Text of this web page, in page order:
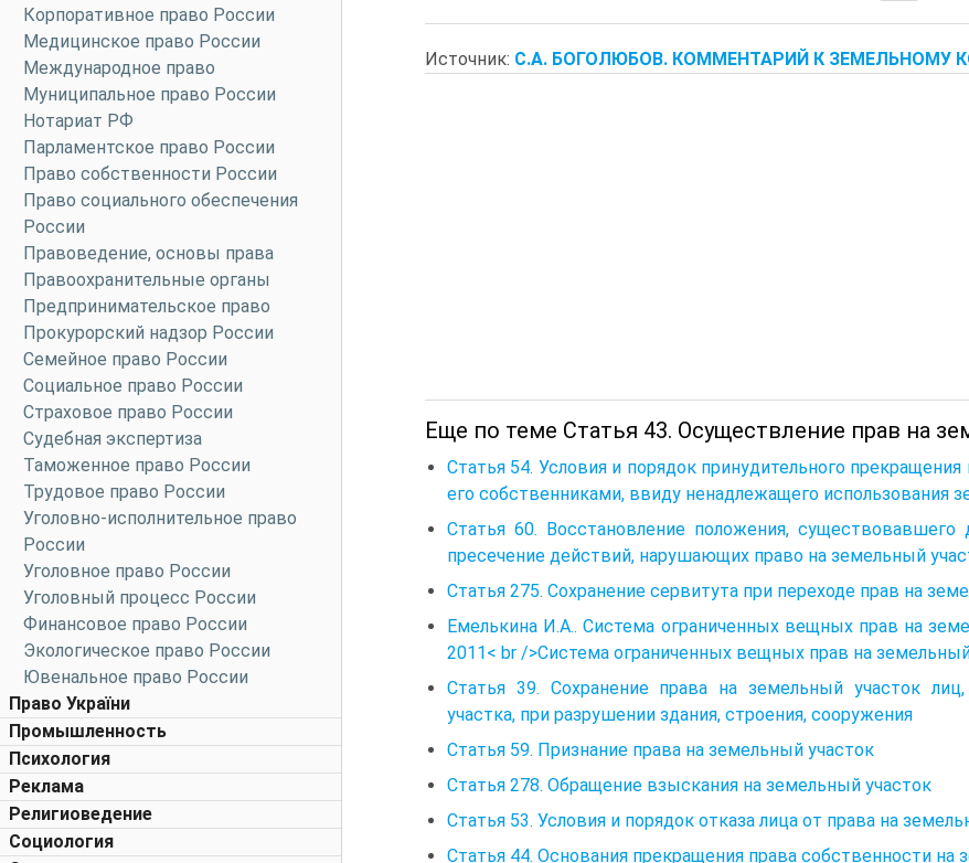
Корпоративное право России
Медицинское право России
Международное право
Муниципальное право России
Нотариат РФ
Парламентское право России
Право собственности России
Право социального обеспечения
России
Правоведение, основы права
Правоохранительные органы
Предпринимательское право
Прокурорский надзор России
Семейное право России
Социальное право России
Страховое право России
Судебная экспертиза
Таможенное право России
Трудовое право России
Уголовно-исполнительное право
России
Уголовное право России
Уголовный процесс России
Финансовое право России
Экологическое право России
Ювенальное право России
Право України
Промышленность
Психология
Реклама
Религиоведение
Социология
Источник: С.А. БОГОЛЮБОВ. КОММЕНТАРИЙ К ЗЕМЕЛЬНОМУ
Еще по теме Статья 43. Осуществление прав на
Статья 54. Условия и порядок принудительного
его собственниками, ввиду ненадлежащего использования
Статья 60. Восстановление положения,
пресечение действий, нарушающих право на земельный
Статья 275. Сохранение сервитута при переходе прав на
Емелькина И.А.. Система ограниченных вещных прав на
2011< br />Система ограниченных вещных прав на земельный
Статья 39. Сохранение права на земельный участок
участка, при разрушении здания, строения, сооружения
Статья 59. Признание права на земельный участок
Статья 278. Обращение взыскания на земельный участок
Статья 53. Условия и порядок отказа лица от права на
Статья 44. Основания прекращения права собственности на